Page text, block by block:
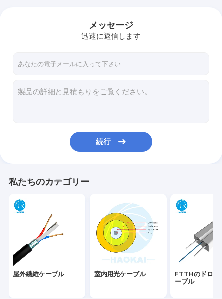
FTTHのドロップ・ケーブル
OPGWファイバーケーブル
FTTx ソリューション
繊維の速いコネクター
LAN ネットワークケーブル
メッセージ
迅速に返信します
続行
私たちのカテゴリー
屋外繊維ケーブル 室内用光ケーブル
FTTHのドロッ
ーブル